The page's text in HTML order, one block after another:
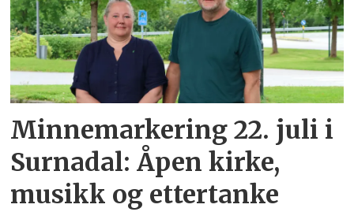
Minnemarkering 22. juli i
Surnadal: Åpen kirke,
musikk og ettertanke